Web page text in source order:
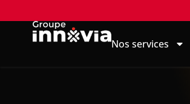
Nos services